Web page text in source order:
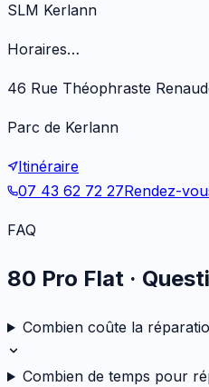
SLM Kerlann
Horaires…
46 Rue Théophraste
Parc de Kerlann
Itinéraire
07 43 62 72 27Rendez-
FAQ
80 Pro Flat ·
Combien coûte la
Combien de temps pour